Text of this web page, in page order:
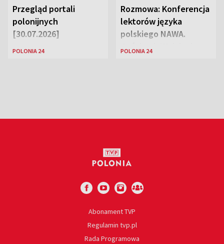
Przegląd portali
polonijnych
[30.07.2026]
POLONIA 24
Rozmowa: Konferencja
lektorów języka
polskiego NAWA.
Goście: dr Wojciech
POLONIA 24
Abonament TVP
Regulamin tvp.pl
Rada Programowa